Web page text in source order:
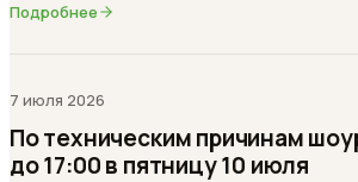
Подробнее
7 июля 2026
По техническим причинам
до 17:00 в пятницу 10 июля